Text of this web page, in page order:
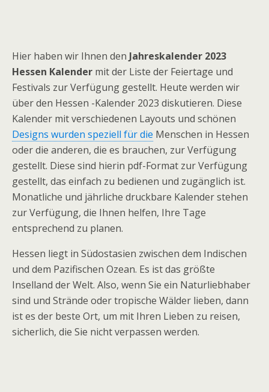
Hier haben wir Ihnen den Jahreskalender 2023
Hessen Kalender mit der Liste der Feiertage und
Festivals zur Verfügung gestellt. Heute werden wir
über den Hessen -Kalender 2023 diskutieren. Diese
Kalender mit verschiedenen Layouts und schönen
Designs wurden speziell für die Menschen in Hessen
oder die anderen, die es brauchen, zur Verfügung
gestellt. Diese sind hierin pdf-Format zur Verfügung
gestellt, das einfach zu bedienen und zugänglich ist.
Monatliche und jährliche druckbare Kalender stehen
zur Verfügung, die Ihnen helfen, Ihre Tage
entsprechend zu planen.
Hessen liegt in Südostasien zwischen dem Indischen
und dem Pazifischen Ozean. Es ist das größte
Inselland der Welt. Also, wenn Sie ein Naturliebhaber
sind und Strände oder tropische Wälder lieben, dann
ist es der beste Ort, um mit Ihren Lieben zu reisen,
sicherlich, die Sie nicht verpassen werden.